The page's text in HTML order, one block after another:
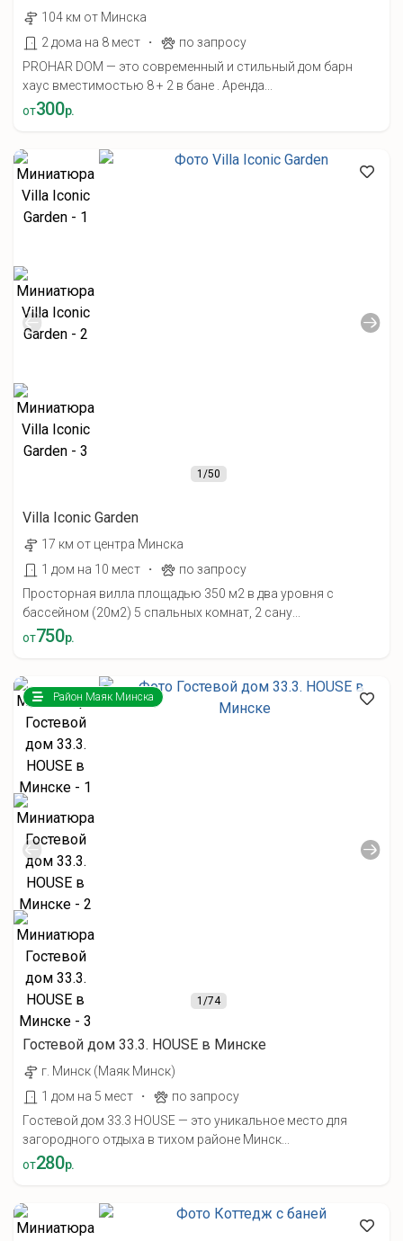
104 км от Минска
2 дома на 8 мест
·
по запросу
PROHAR DOM — это современный и стильный дом барн
хаус вместимостью 8 + 2 в бане . Аренда...
от300р.
1/50
Villa Iconic Garden
17 км от центра Минска
1 дом на 10 мест
·
по запросу
Просторная вилла площадью 350 м2 в два уровня с
бассейном (20м2) 5 спальных комнат, 2 сану...
от750р.
1/74
Район Маяк Минска
Гостевой дом 33.3. HOUSE в Минске
г. Минск (Маяк Минск)
1 дом на 5 мест
·
по запросу
Гостевой дом 33.3 HOUSE — это уникальное место для
загородного отдыха в тихом районе Минск...
от280р.